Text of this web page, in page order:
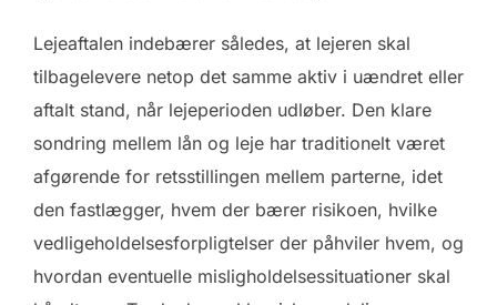
Lejeaftalen indebærer således, at lejeren skal
tilbagelevere netop det samme aktiv i uændret eller
aftalt stand, når lejeperioden udløber. Den klare
sondring mellem lån og leje har traditionelt været
afgørende for retsstillingen mellem parterne, idet
den fastlægger, hvem der bærer risikoen, hvilke
vedligeholdelsesforpligtelser der påhviler hvem, og
hvordan eventuelle misligholdelsessituationer skal